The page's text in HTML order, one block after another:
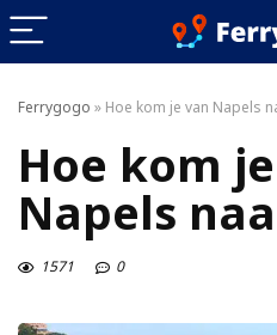
Ferrygogo » Hoe kom je van Napels
Hoe kom
Napels
1571 0